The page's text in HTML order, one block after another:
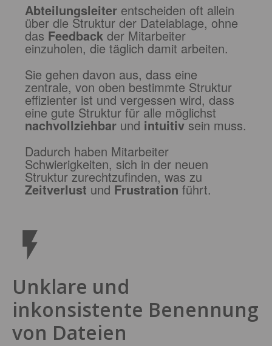
Abteilungsleiter entscheiden oft allein
über die Struktur der Dateiablage, ohne
das Feedback der Mitarbeiter
einzuholen, die täglich damit arbeiten.
Sie gehen davon aus, dass eine
zentrale, von oben bestimmte Struktur
effizienter ist und vergessen wird, dass
eine gute Struktur für alle möglichst
nachvollziehbar und intuitivsein muss.
Dadurch haben Mitarbeiter
Schwierigkeiten, sich in der neuen
Struktur zurechtzufinden, was zu
Zeitverlust und Frustration führt.
Unklare und
inkonsistente Benennung
von Dateien